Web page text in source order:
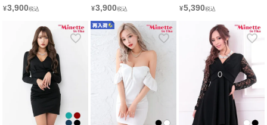
ー キャバドレス (ひなたまる着
¥3,900
用/S~XLサイズ対応) |
¥3,900 ¥5,390